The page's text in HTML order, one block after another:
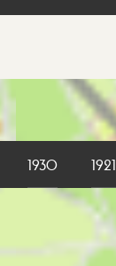
1930 1921